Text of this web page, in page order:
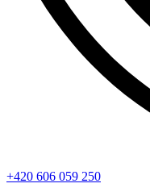
+420 606 059 250